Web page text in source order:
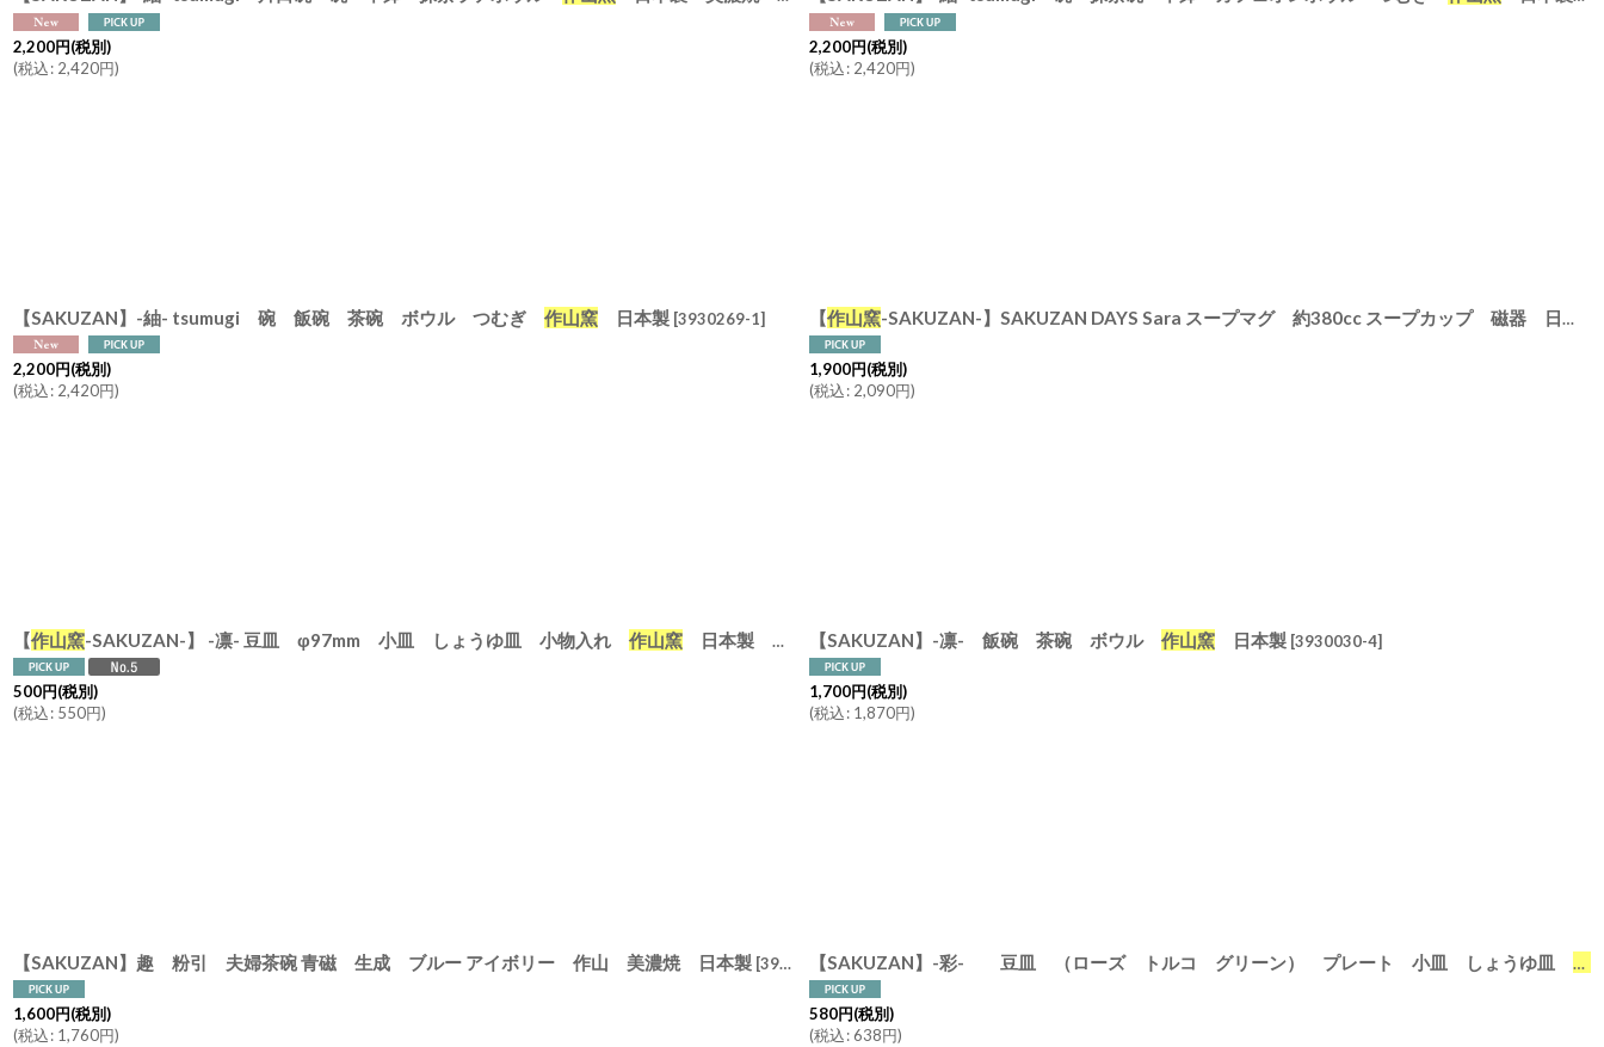
2,200円(税別)
(税込: 2,420円)
2,200円(税別)
(税込: 2,420円)
【SAKUZAN】-紬- tsumugi 碗 飯碗 茶碗 ボウル つむぎ 作山窯 日本製 [3930269-1]
2,200円(税別)
(税込: 2,420円)
【作山窯-SAKUZAN-】SAKUZAN DAYS Sara スープマグ 約380cc スープカップ 磁器 日本製 美濃焼
1,900円(税別)
(税込: 2,090円)
【作山窯-SAKUZAN-】 -凛- 豆皿 φ97mm 小皿 しょうゆ皿 小物入れ 作山窯 日本製 美濃焼 ねずみドット 生成りドット 紺吹き イッチン 市松 刷毛目 [3930061-7
500円(税別)
(税込: 550円)
【SAKUZAN】-凛- 飯碗 茶碗 ボウル 作山窯 日本製 [3930030-4]
1,700円(税別)
(税込: 1,870円)
【SAKUZAN】趣 粉引 夫婦茶碗 青磁 生成 ブルー アイボリー 作山 美濃焼 日本製 [39300
1,600円(税別)
(税込: 1,760円)
【SAKUZAN】-彩- 豆皿 （ローズ トルコ グリーン） プレート 小皿 しょうゆ皿
作
580円(税別)
(税込:638円)